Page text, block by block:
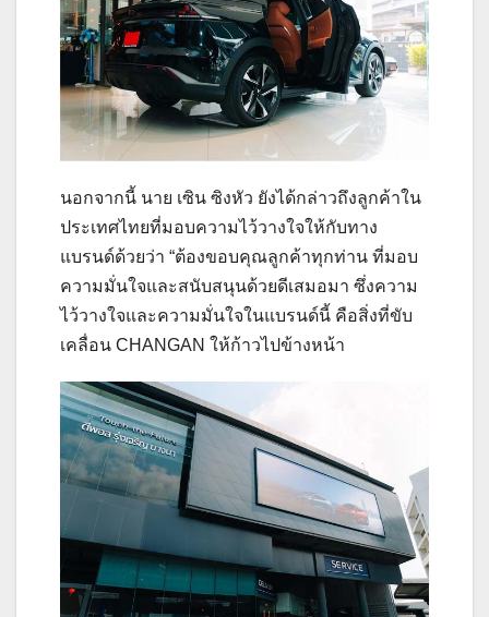
นอกจากนี้ นาย เซิน ซิงหัว ยังได้กล่าวถึงลูกค้าใน
ประเทศไทยที่มอบความไว้วางใจให้กับทาง
แบรนด์ด้วยว่า “ต้องขอบคุณลูกค้าทุกท่าน ที่มอบ
ความมั่นใจและสนับสนุนด้วยดีเสมอมา ซึ่งความ
ไว้วางใจและความมั่นใจในแบรนด์นี้ คือสิ่งที่ขับ
เคลื่อน CHANGAN ให้ก้าวไปข้างหน้า